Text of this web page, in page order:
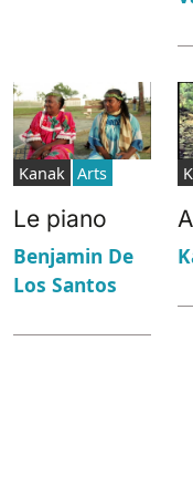
Kanak Arts
Le piano
Benjamin De
Los Santos